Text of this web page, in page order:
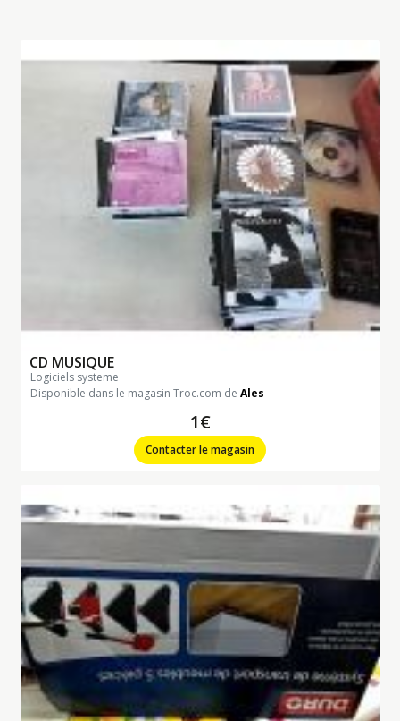
CD MUSIQUE
logiciels systeme
Disponible dans le magasin Troc.com de Ales
1€
Contacter le magasin